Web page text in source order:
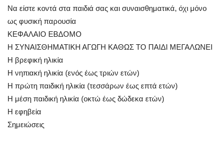
Να είστε κοντά στα παιδιά σας και συναισθηματικά, όχι μόνο
ως φυσική παρουσία
ΚΕΦΑΛΑΙΟ ΕΒΔΟΜΟ
Η ΣΥΝΑΙΣΘΗΜΑΤΙΚΗ ΑΓΩΓΗ ΚΑΘΩΣ ΤΟ ΠΑΙΔΙ ΜΕΓΑΛΩΝΕΙ
Η βρεφική ηλικία
Η νηπιακή ηλικία (ενός έως τριών ετών)
Η πρώτη παιδική ηλικία (τεσσάρων έως επτά ετών)
Η μέση παιδική ηλικία (οκτώ έως δώδεκα ετών)
Η εφηβεία
Σημειώσεις